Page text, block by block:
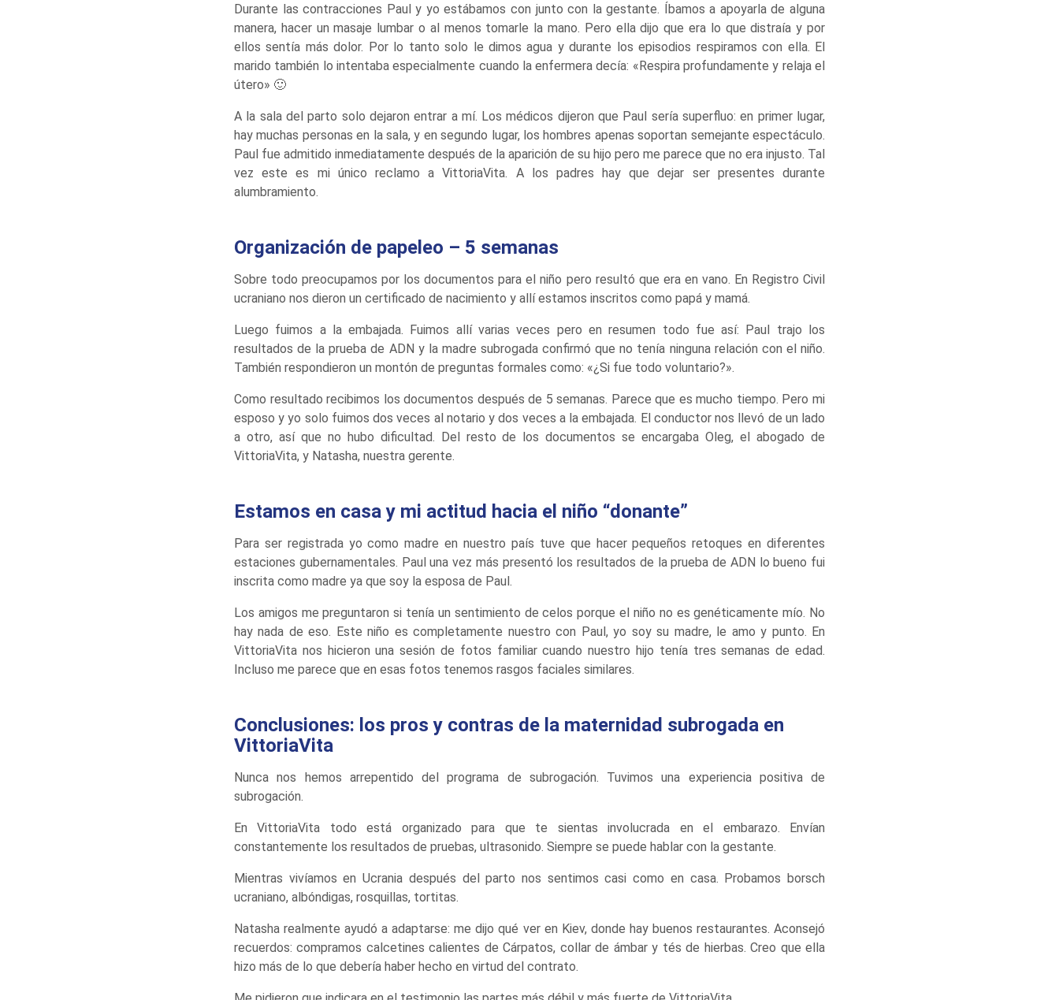
Durante las contracciones Paul y yo estábamos con junto con la gestante. Íbamos a apoyarla de alguna
manera, hacer un masaje lumbar o al menos tomarle la mano. Pero ella dijo que era lo que distraía y por
ellos sentía más dolor. Por lo tanto solo le dimos agua y durante los episodios respiramos con ella. El
marido también lo intentaba especialmente cuando la enfermera decía: «Respira profundamente y relaja el
útero» 🙂
A la sala del parto solo dejaron entrar a mí. Los médicos dijeron que Paul sería superfluo: en primer lugar,
hay muchas personas en la sala, y en segundo lugar, los hombres apenas soportan semejante espectáculo.
Paul fue admitido inmediatamente después de la aparición de su hijo pero me parece que no era injusto. Tal
vez este es mi único reclamo a VittoriaVita. A los padres hay que dejar ser presentes durante
alumbramiento.
Organización de papeleo – 5 semanas
Sobre todo preocupamos por los documentos para el niño pero resultó que era en vano. En Registro Civil
ucraniano nos dieron un certificado de nacimiento y allí estamos inscritos como papá y mamá.
Luego fuimos a la embajada. Fuimos allí varias veces pero en resumen todo fue así: Paul trajo los
resultados de la prueba de ADN y la madre subrogada confirmó que no tenía ninguna relación con el niño.
También respondieron un montón de preguntas formales como: «¿Si fue todo voluntario?».
Como resultado recibimos los documentos después de 5 semanas. Parece que es mucho tiempo. Pero mi
esposo y yo solo fuimos dos veces al notario y dos veces a la embajada. El conductor nos llevó de un lado
a otro, así que no hubo dificultad. Del resto de los documentos se encargaba Oleg, el abogado de
VittoriaVita, y Natasha, nuestra gerente.
Estamos en casa y mi actitud hacia el niño “donante”
Para ser registrada yo como madre en nuestro país tuve que hacer pequeños retoques en diferentes
estaciones gubernamentales. Paul una vez más presentó los resultados de la prueba de ADN lo bueno fui
inscrita como madre ya que soy la esposa de Paul.
Los amigos me preguntaron si tenía un sentimiento de celos porque el niño no es genéticamente mío. No
hay nada de eso. Este niño es completamente nuestro con Paul, yo soy su madre, le amo y punto. En
VittoriaVita nos hicieron una sesión de fotos familiar cuando nuestro hijo tenía tres semanas de edad.
Incluso me parece que en esas fotos tenemos rasgos faciales similares.
Conclusiones: los pros y contras de la maternidad subrogada en
VittoriaVita
Nunca nos hemos arrepentido del programa de subrogación. Tuvimos una experiencia positiva de
subrogación.
En VittoriaVita todo está organizado para que te sientas involucrada en el embarazo. Envían
constantemente los resultados de pruebas, ultrasonido. Siempre se puede hablar con la gestante.
Mientras vivíamos en Ucrania después del parto nos sentimos casi como en casa. Probamos borsch
ucraniano, albóndigas, rosquillas, tortitas.
Natasha realmente ayudó a adaptarse: me dijo qué ver en Kiev, donde hay buenos restaurantes. Aconsejó
recuerdos: compramos calcetines calientes de Cárpatos, collar de ámbar y tés de hierbas. Creo que ella
hizo más de lo que debería haber hecho en virtud del contrato.